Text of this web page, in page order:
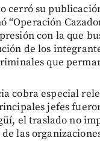
cerró su
“Operación
con la que
de los
que
cobra especial
jefes
el traslado no
las